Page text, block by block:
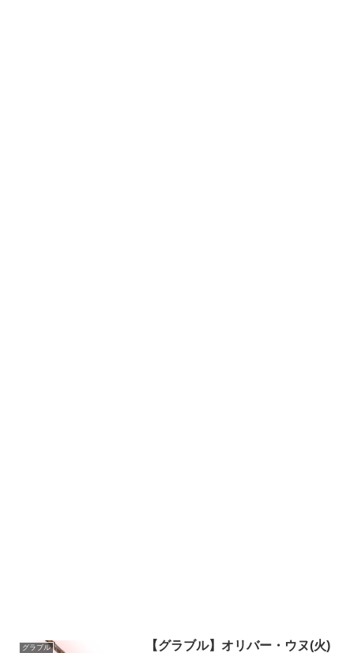
グラブル
【グラブル】オリバー・ウヌ(火)